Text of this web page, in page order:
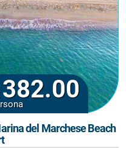
382.00
del Marchese Beach